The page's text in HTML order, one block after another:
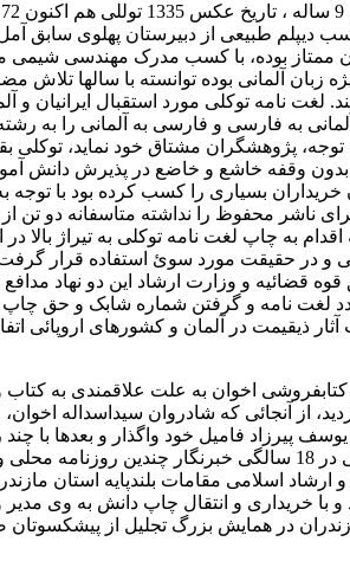
دیپلم طبیعی از دبیرستان پهلوی سابق
ممتاز بوده، با کسب مدرک مهندسی
زبان آلمانی بوده توانسته با سالها
هزینه شخصی در آلمان چاپ نمایند. لغت نامه توکلی مورد
به فارسی و فارسی به آلمانی را به
پژوهشگران مشتاق خود نماید،
وقفه خاشع و خاضع در پذیرش دانش
بسیاری را کسب کرده بود با
محفوظ را نداشته متاسفانه دو تن
چاپ لغت نامه توکلی به تیراژ بالا در
و در حقیقت مورد سوئ استفاده قرار
و وزارت ارشاد این دو نهاد
نامه و گرفتن شماره شابک و حق چاپ
ذیقیمت در آلمان و کشورهای اروپائی
در کتابفروشی اخوان به علت علاقمندی به
از آنجائی که شادروان سیداسداله
پیرزاد فامیل خود واگذار و بعدها با
اسلامی مقامات بلندپایه استان
به چاپخانه روی آورد و با خریداری و انتقال چاپ
مازندران در همایش بزرگ تجلیل از